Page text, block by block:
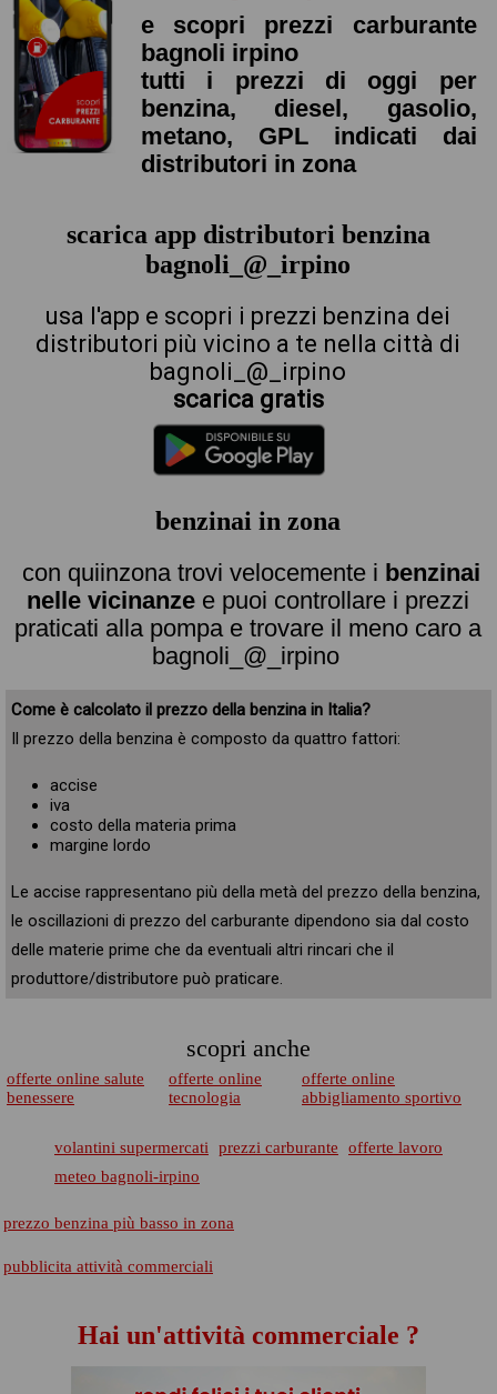
e scopri prezzi carburante
bagnoli irpino
tutti i prezzi di oggi per
benzina, diesel, gasolio,
metano, GPL indicati dai
distributori in zona
scarica app distributori benzina
bagnoli_@_irpino
usa l'app e scopri i prezzi benzina dei
distributori più vicino a te nella città di
bagnoli_@_irpino
scarica gratis
benzinai in zona
con quiinzona trovi velocemente i benzinai
nelle vicinanze e puoi controllare i prezzi
praticati alla pompa e trovare il meno caro a
bagnoli_@_irpino
Come è calcolato il prezzo della benzina in Italia?
Il prezzo della benzina è composto da quattro fattori:
accise
iva
costo della materia prima
margine lordo
Le accise rappresentano più della metà del prezzo della benzina,
le oscillazioni di prezzo del carburante dipendono sia dal costo
delle materie prime che da eventuali altri rincari che il
produttore/distributore può praticare.
scopri anche
offerte online salute
benessere
offerte online
tecnologia
offerte online
abbigliamento sportivo
volantini supermercati prezzi carburante
offerte lavoro
meteo bagnoli-irpino
prezzo benzina più basso in zona
pubblicita attività commerciali
Hai un'attività commerciale ?